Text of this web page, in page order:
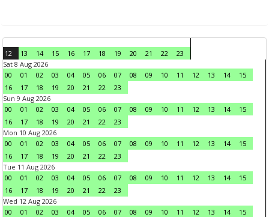
12 13 14 15 16 17 18 19 20 21 22
23
Sat 8 Aug 2026
00
01 02 03 04 05 06 07 08 09 10 11 12 13 14
15
16
17 18 19 20 21 22
23
Sun 9 Aug 2026
00
01 02 03 04 05 06 07 08 09 10 11 12 13 14
15
16
17 18 19 20 21 22
23
Mon 10 Aug 2026
00
01 02 03 04 05 06 07 08 09 10 11 12 13 14
15
16
17 18 19 20 21 22
23
Tue 11 Aug 2026
00
01 02 03 04 05 06 07 08 09 10 11 12 13 14
15
16
17 18 19 20 21 22
23
Wed 12 Aug 2026
00
01 02 03 04 05 06 07 08 09 10 11 12 13 14
15